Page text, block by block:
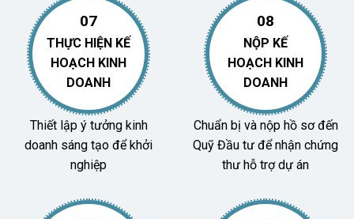
07
THỰC HIỆN KẾ
HOẠCH KINH
DOANH
Thiết lập ý tưởng kinh
doanh sáng tạo để khởi
nghiệp
08
NỘP KẾ
HOẠCH KINH
DOANH
Chuẩn bị và nộp hồ sơ đến
Quỹ Đầu tư để nhận chứng
thư hỗ trợ dự án